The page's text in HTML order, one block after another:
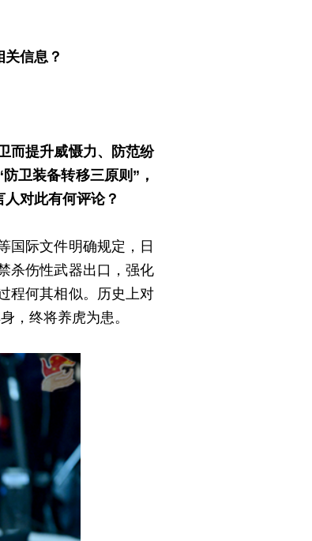
信息？
而提升威慑力、防范纷
卫装备转移三原则”，
对此有何评论？
国际文件明确规定，日
杀伤性武器出口，强化
程何其相似。历史上对
，终将养虎为患。